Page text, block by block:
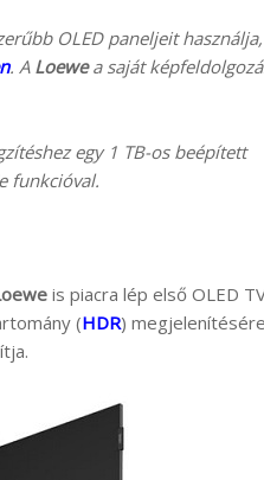
OLED paneljeit
. A Loewea saját
egy 1 TB-os beépített
funkcióval.
is piacra lép első OLED
(HDR)